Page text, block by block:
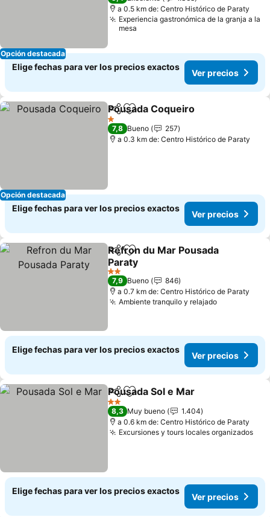
Opción destacada
a 0.5 km de: Centro Histórico de Paraty
Experiencia gastronómica de la granja a la
mesa
Elige fechas para ver los precios exactos
Ver precios
Opción destacada
CompartirAgregar a favoritos
Pousada Coqueiro
1 Estrellas
7,8 Bueno
257
a 0.3 km de: Centro Histórico de Paraty
Elige fechas para ver los precios exactos
Ver precios
CompartirAgregar a favoritos
Refron du Mar Pousada
Paraty
Ver precios
2 Estrellas
7,9 Bueno
846
a 0.7 km de: Centro Histórico de Paraty
Ambiente tranquilo y relajadoVer precios
Elige fechas para ver los precios exactos
Ver precios
CompartirAgregar a favoritos
Pousada Sol e Mar
2 Estrellas
8,3 Muy bueno
1.404
a 0.6 km de: Centro Histórico de Paraty
Excursiones y tours locales organizados
Elige fechas para ver los precios exactos
Ver precios